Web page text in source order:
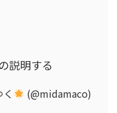
説明する
(@midamaco)